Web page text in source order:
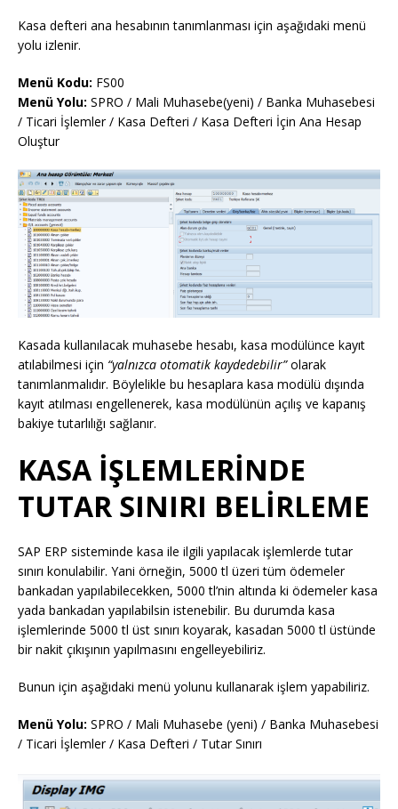
Kasa defteri ana hesabının tanımlanması için aşağıdaki menü
yolu izlenir.
Menü Kodu: FS00
Menü Yolu: SPRO / Mali Muhasebe(yeni) / Banka Muhasebesi
/ Ticari İşlemler / Kasa Defteri / Kasa Defteri İçin Ana Hesap
Oluştur
Kasada kullanılacak muhasebe hesabı, kasa modülünce kayıt
atılabilmesi için “yalnızca otomatik kaydedebilir”olarak
tanımlanmalıdır. Böylelikle bu hesaplara kasa modülü dışında
kayıt atılması engellenerek, kasa modülünün açılış ve kapanış
bakiye tutarlılığı sağlanır.
KASA İŞLEMLERİNDE
TUTAR SINIRI BELİRLEME
SAP ERP sisteminde kasa ile ilgili yapılacak işlemlerde tutar
sınırı konulabilir. Yani örneğin, 5000 tl üzeri tüm ödemeler
bankadan yapılabilecekken, 5000 tl’nin altında ki ödemeler kasa
yada bankadan yapılabilsin istenebilir. Bu durumda kasa
işlemlerinde 5000 tl üst sınırı koyarak, kasadan 5000 tl üstünde
bir nakit çıkışının yapılmasını engelleyebiliriz.
Bunun için aşağıdaki menü yolunu kullanarak işlem yapabiliriz.
Menü Yolu: SPRO / Mali Muhasebe (yeni) / Banka Muhasebesi
/ Ticari İşlemler / Kasa Defteri / Tutar Sınırı